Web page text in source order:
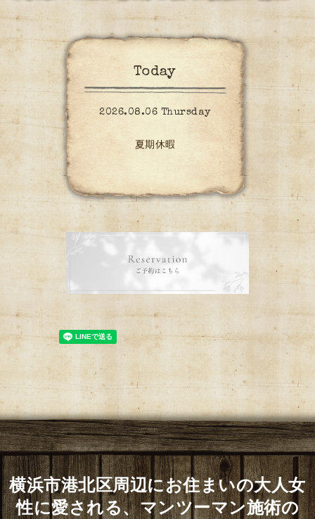
Today
2026.08.06 Thursday
夏期休暇
横浜市港北区周辺にお住まいの大人女
性に愛される、マンツーマン施術の